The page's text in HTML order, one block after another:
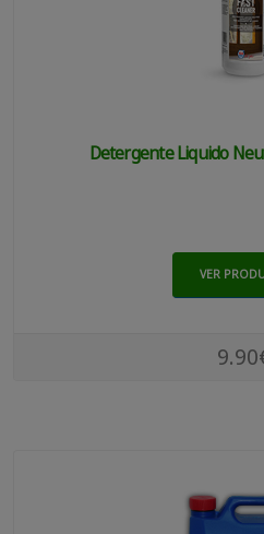
Detergente Liquido
VER